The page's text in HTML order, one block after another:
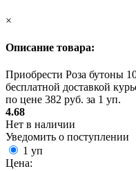
×
Описание товара:
Приобрести Роза бутоны
бесплатной доставкой
по цене 382 руб. за 1 уп.
4.68
Нет в наличии
Уведомить о поступлении
1 уп
Цена: